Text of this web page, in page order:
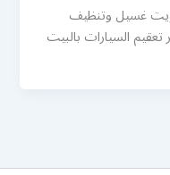
غسيل وتنظيف
السيارات بالبيت